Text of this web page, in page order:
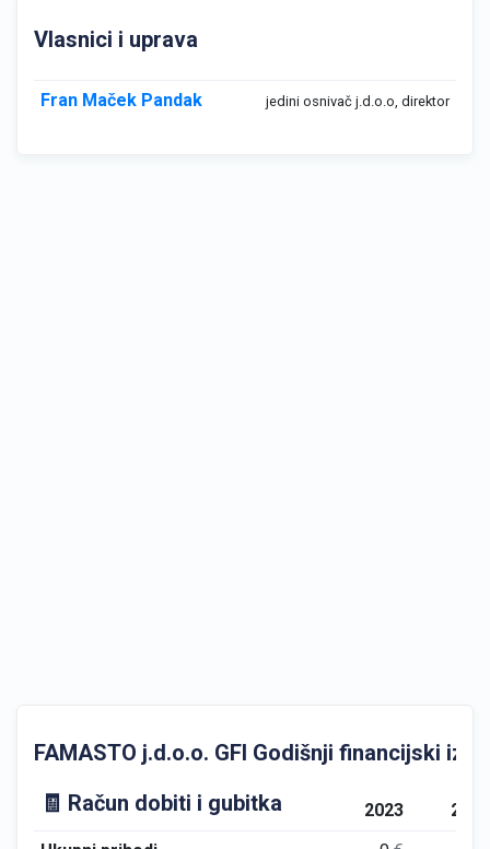
Vlasnici i uprava
Fran Maček Pandak jedini osnivač j.d.o.o, direktor
FAMASTO j.d.o.o. GFI Godišnji financijski
🧾 Račun dobiti i gubitka
2023
2024